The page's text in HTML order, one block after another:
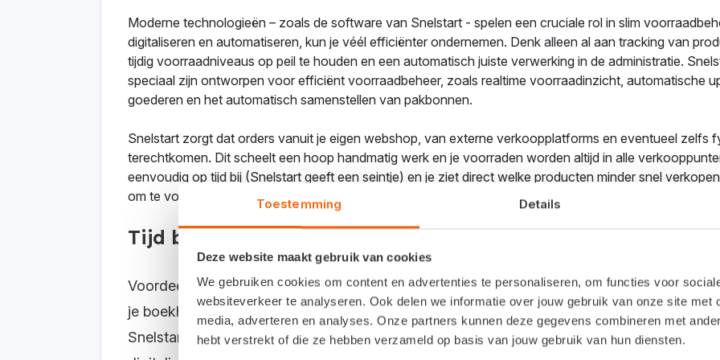
Toestemming Details
Deze website maakt gebruik van cookies
We gebruiken cookies om content en advertenties te personaliseren, om functies voor
websiteverkeer te analyseren. Ook delen we informatie over jouw gebruik van onze site met
media, adverteren en analyses. Onze partners kunnen deze gegevens combineren met
hebt verstrekt of die ze hebben verzameld op basis van jouw gebruik van hun diensten.
Moderne technologieën – zoals de software van Snelstart - spelen een cruciale rol in slim
digitaliseren en automatiseren, kun je véél efficiënter ondernemen. Denk alleen al aan tracking van
tijdig voorraadniveaus op peil te houden en een automatisch juiste verwerking in de administratie.
speciaal zijn ontworpen voor efficiënt voorraadbeheer, zoals realtime voorraadinzicht, automatische
goederen en het automatisch samenstellen van pakbonnen.
Snelstart zorgt dat orders vanuit je eigen webshop, van externe verkoopplatforms en eventueel zelfs
terechtkomen. Dit scheelt een hoop handmatig werk en je voorraden worden altijd in alle
eenvoudig op tijd bij (Snelstart geeft een seintje) en je ziet direct welke producten minder snel
om te voorkomen dat je ermee blijft zitten.
Tijd besparen met het Snelstart-voorraadbeheersysteem
Voordeel van het Snelstart-voorraadbeheersysteem is dat het geïntegreerd is in je
je boekhouding verwerkt. Zit er geen nadeel aan? Jawel, je kunt dit niet 'even snel' zelf
Snelstart-implementatiepartner stelt alles tot in detail op jouw bedrijfsprocessen af. De